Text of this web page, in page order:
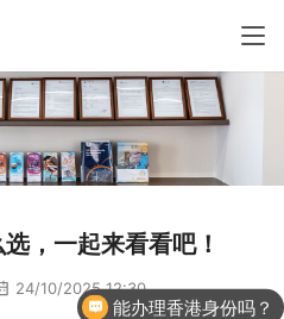
，一起来看看吧！
24/10/2025 12:30
能办理香港身份吗？